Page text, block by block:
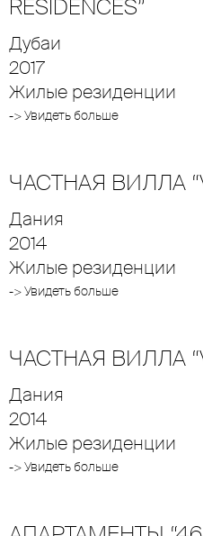
RESIDENCES”
Дубаи
2017
Жилые резиденции
-> Увидеть больше
ЧАСТНАЯ ВИЛЛА
Дания
2014
Жилые резиденции
-> Увидеть больше
ЧАСТНАЯ ВИЛЛА
Дания
2014
Жилые резиденции
-> Увидеть больше